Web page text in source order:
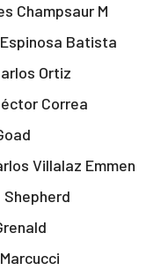
Champsaur M
Batista
Ortiz
Correa
Villalaz Emmen
Shepherd